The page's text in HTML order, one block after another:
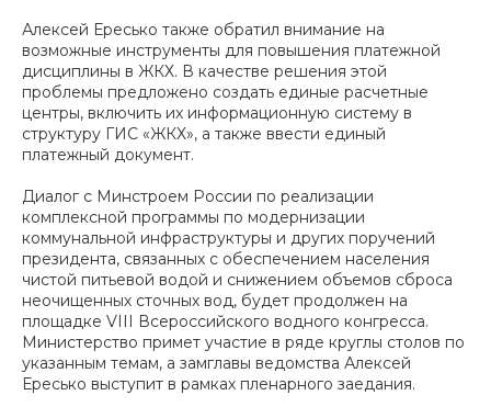
Алексей Ересько также обратил внимание на
возможные инструменты для повышения платежной
дисциплины в ЖКХ. В качестве решения этой
проблемы предложено создать единые расчетные
центры, включить их информационную систему в
структуру ГИС «ЖКХ», а также ввести единый
платежный документ.
Диалог с Минстроем России по реализации
комплексной программы по модернизации
коммунальной инфраструктуры и других поручений
президента, связанных с обеспечением населения
чистой питьевой водой и снижением объемов сброса
неочищенных сточных вод, будет продолжен на
площадке VIII Всероссийского водного конгресса.
Министерство примет участие в ряде круглы столов по
указанным темам, а замглавы ведомства Алексей
Ересько выступит в рамках пленарного заедания.